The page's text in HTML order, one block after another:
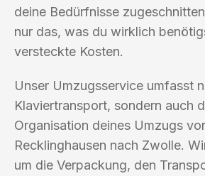
deine Bedürfnisse
nur das, was du wirklich
versteckte Kosten.
Unser Umzugsservice umfasst
Klaviertransport, sondern auch
Organisation deines Umzugs
Recklinghausen nach Zwolle.
um die Verpackung, den